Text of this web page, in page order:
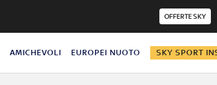
OFFERTE SKY
AMICHEVOLI EUROPEI NUOTO SKY SPORT